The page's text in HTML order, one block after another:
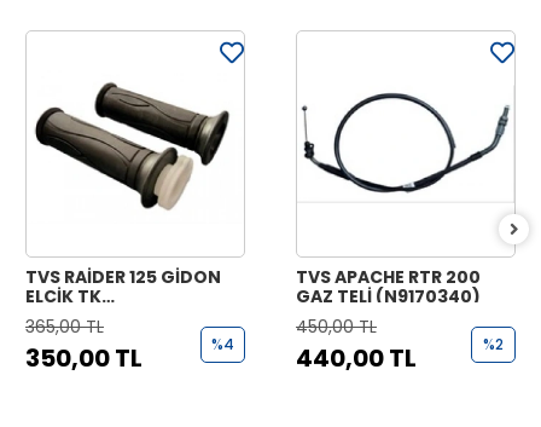
TVS RAİDER 125 GİDON
ELCİK TK
(N9221070+N9221170)
365,00 TL
350,00 TL %4
TVS APACHE RTR 200
GAZ TELİ (N9170340)
450,00 TL
440,00 TL %2